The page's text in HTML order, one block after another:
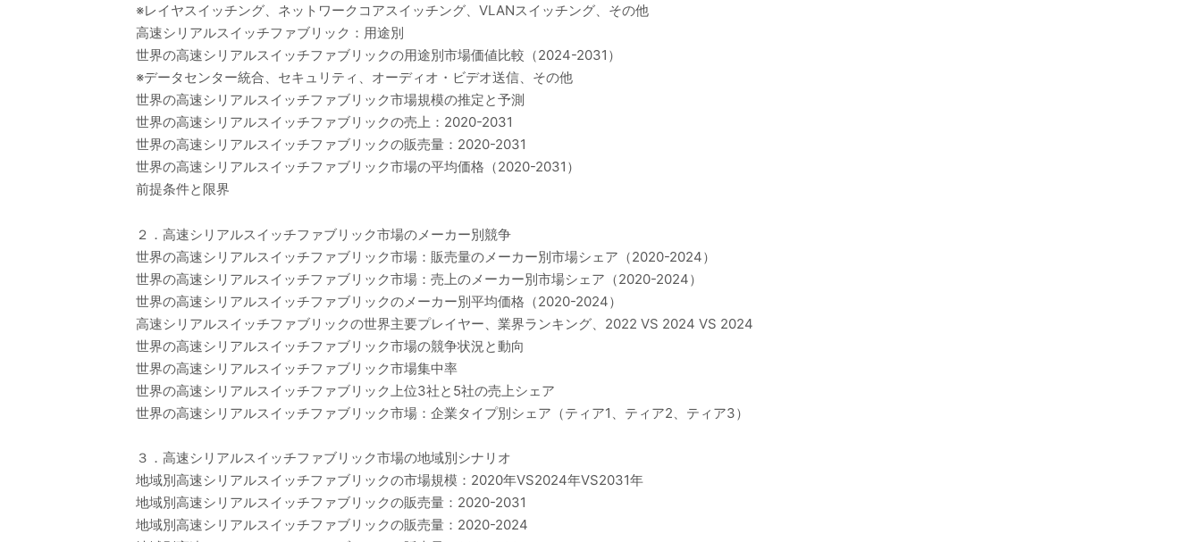
※レイヤスイッチング、ネットワークコアスイッチング、VLANスイッチング、その他
高速シリアルスイッチファブリック：用途別
世界の高速シリアルスイッチファブリックの用途別市場価値比較（2024-2031）
※データセンター統合、セキュリティ、オーディオ・ビデオ送信、その他
世界の高速シリアルスイッチファブリック市場規模の推定と予測
世界の高速シリアルスイッチファブリックの売上：2020-2031
世界の高速シリアルスイッチファブリックの販売量：2020-2031
世界の高速シリアルスイッチファブリック市場の平均価格（2020-2031）
前提条件と限界
２．高速シリアルスイッチファブリック市場のメーカー別競争
世界の高速シリアルスイッチファブリック市場：販売量のメーカー別市場シェア（2020-2024）
世界の高速シリアルスイッチファブリック市場：売上のメーカー別市場シェア（2020-2024）
世界の高速シリアルスイッチファブリックのメーカー別平均価格（2020-2024）
高速シリアルスイッチファブリックの世界主要プレイヤー、業界ランキング、2022 VS 2024 VS 2024
世界の高速シリアルスイッチファブリック市場の競争状況と動向
世界の高速シリアルスイッチファブリック市場集中率
世界の高速シリアルスイッチファブリック上位3社と5社の売上シェア
世界の高速シリアルスイッチファブリック市場：企業タイプ別シェア（ティア1、ティア2、ティア3）
３．高速シリアルスイッチファブリック市場の地域別シナリオ
地域別高速シリアルスイッチファブリックの市場規模：2020年VS2024年VS2031年
地域別高速シリアルスイッチファブリックの販売量：2020-2031
地域別高速シリアルスイッチファブリックの販売量：2020-2024